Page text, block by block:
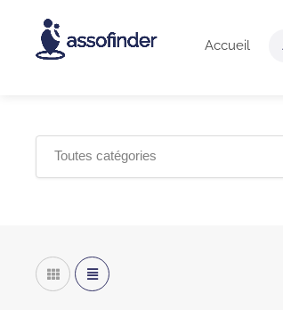
Accueil
Toutes catégories